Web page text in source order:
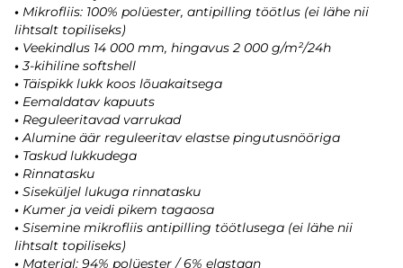
• Mikrofliis: 100% polüester, antipilling töötlus (ei lähe nii
lihtsalt topiliseks)
• Veekindlus 14 000 mm, hingavus 2 000 g/m²/24h
• 3-kihiline softshell
• Täispikk lukk koos lõuakaitsega
• Eemaldatav kapuuts
• Reguleeritavad varrukad
• Alumine äär reguleeritav elastse pingutusnööriga
• Taskud lukkudega
• Rinnatasku
• Siseküljel lukuga rinnatasku
• Kumer ja veidi pikem tagaosa
• Sisemine mikrofliis antipilling töötlusega (ei lähe nii
lihtsalt topiliseks)
• Materjal: 94% polüester / 6% elastaan